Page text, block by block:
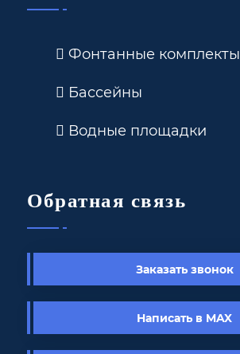
Фонтанные комплекты
Бассейны
Водные площадки
Обратная связь
Заказать звонок
Написать в MAX